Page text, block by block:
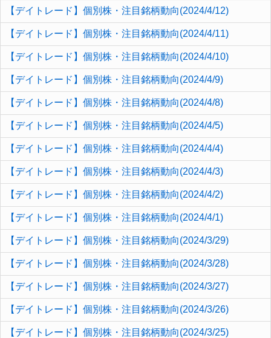
【デイトレード】個別株・注目銘柄動向(2024/4/12)
【デイトレード】個別株・注目銘柄動向(2024/4/11)
【デイトレード】個別株・注目銘柄動向(2024/4/10)
【デイトレード】個別株・注目銘柄動向(2024/4/9)
【デイトレード】個別株・注目銘柄動向(2024/4/8)
【デイトレード】個別株・注目銘柄動向(2024/4/5)
【デイトレード】個別株・注目銘柄動向(2024/4/4)
【デイトレード】個別株・注目銘柄動向(2024/4/3)
【デイトレード】個別株・注目銘柄動向(2024/4/2)
【デイトレード】個別株・注目銘柄動向(2024/4/1)
【デイトレード】個別株・注目銘柄動向(2024/3/29)
【デイトレード】個別株・注目銘柄動向(2024/3/28)
【デイトレード】個別株・注目銘柄動向(2024/3/27)
【デイトレード】個別株・注目銘柄動向(2024/3/26)
【デイトレード】個別株・注目銘柄動向(2024/3/25)